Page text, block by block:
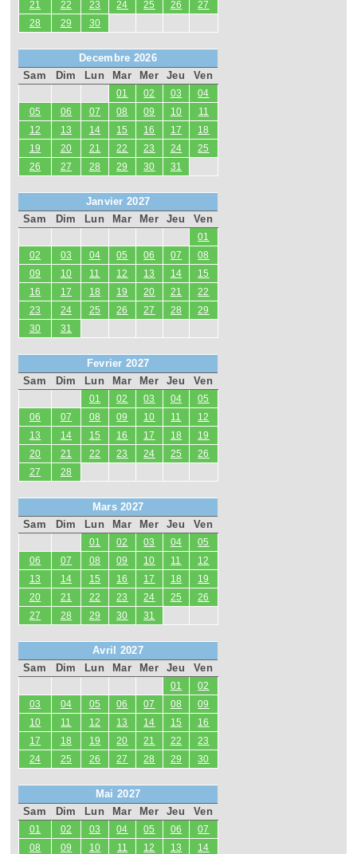
21
22 23 24 25 26
27
28
29 30
Decembre 2026
Sam
Dim Lun Mar Mer Jeu Ven
01 02 03
04
05
06 07 08 09 10
11
12
13 14 15 16 17
18
19
20 21 22 23 24
25
26
27 28 29 30 31
Janvier 2027
Sam
Dim Lun Mar Mer Jeu Ven
01
02
03 04 05 06 07
08
09
10 11 12 13 14
15
16
17 18 19 20 21
22
23
24 25 26 27 28
29
30
31
Fevrier 2027
Sam
Dim Lun Mar Mer Jeu Ven
01 02 03 04
05
06
07 08 09 10 11
12
13
14 15 16 17 18
19
20
21 22 23 24 25
26
27
28
Mars 2027
Sam
Dim Lun Mar Mer Jeu Ven
01 02 03 04
05
06
07 08 09 10 11
12
13
14 15 16 17 18
19
20
21 22 23 24 25
26
27
28 29 30 31
Avril 2027
Sam
Dim Lun Mar Mer Jeu Ven
01
02
03
04 05 06 07 08
09
10
11 12 13 14 15
16
17
18 19 20 21 22
23
24
25 26 27 28 29 30
Mai 2027
Sam
Dim Lun Mar Mer Jeu Ven
01 02 03 04 05 06
07
08
09 10 11 12 13
14